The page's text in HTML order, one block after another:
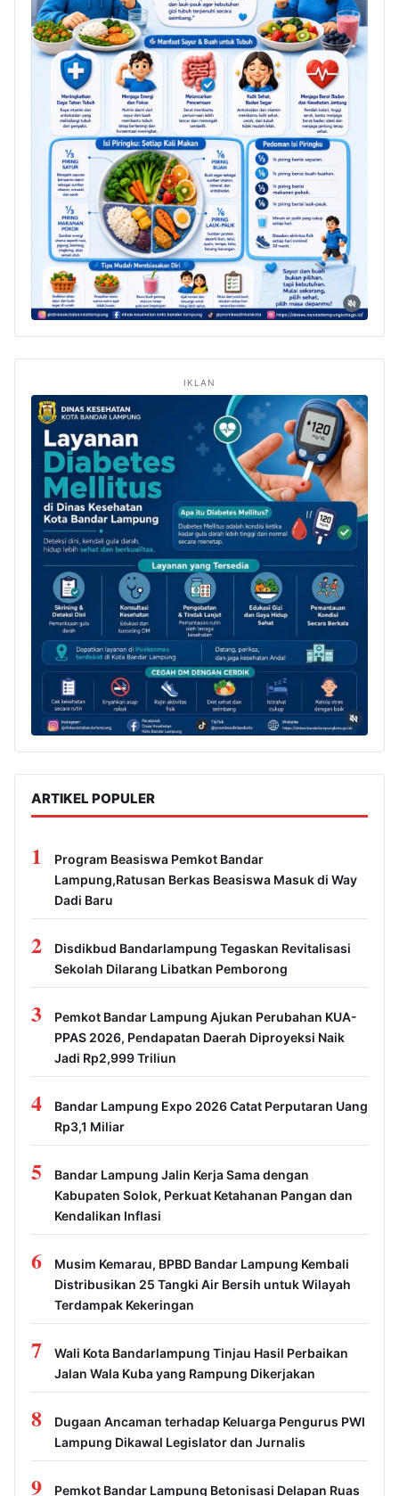
IKLAN
ARTIKEL POPULER
1
Program Beasiswa Pemkot Bandar
Lampung,Ratusan Berkas Beasiswa Masuk di Way
Dadi Baru
2
Disdikbud Bandarlampung Tegaskan Revitalisasi
Sekolah Dilarang Libatkan Pemborong
3
Pemkot Bandar Lampung Ajukan Perubahan KUA-
PPAS 2026, Pendapatan Daerah Diproyeksi Naik
Jadi Rp2,999 Triliun
4
Bandar Lampung Expo 2026 Catat Perputaran Uang
Rp3,1 Miliar
5
Bandar Lampung Jalin Kerja Sama dengan
Kabupaten Solok, Perkuat Ketahanan Pangan dan
Kendalikan Inflasi
6
Musim Kemarau, BPBD Bandar Lampung Kembali
Distribusikan 25 Tangki Air Bersih untuk Wilayah
Terdampak Kekeringan
7
Wali Kota Bandarlampung Tinjau Hasil Perbaikan
Jalan Wala Kuba yang Rampung Dikerjakan
8
Dugaan Ancaman terhadap Keluarga Pengurus PWI
Lampung Dikawal Legislator dan Jurnalis
9 Pemkot Bandar Lampung Betonisasi Delapan Ruas